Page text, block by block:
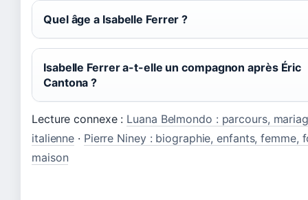
Quel âge a Isabelle Ferrer ?
Isabelle Ferrer a-t-elle un compagnon après Éric
Cantona ?
Lecture connexe : Luana Belmondo : parcours,
italienne · Pierre Niney : biographie, enfants, femme,
maison